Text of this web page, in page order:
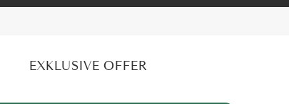
EXKLUSIVE OFFER